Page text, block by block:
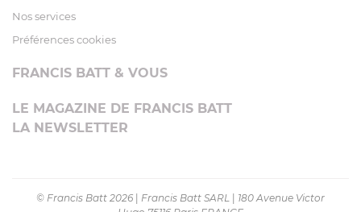
Nos services
Préférences cookies
FRANCIS BATT & VOUS
LE MAGAZINE DE FRANCIS BATT
LA NEWSLETTER
© Francis Batt 2026 Francis Batt SARL
180 Avenue Victor